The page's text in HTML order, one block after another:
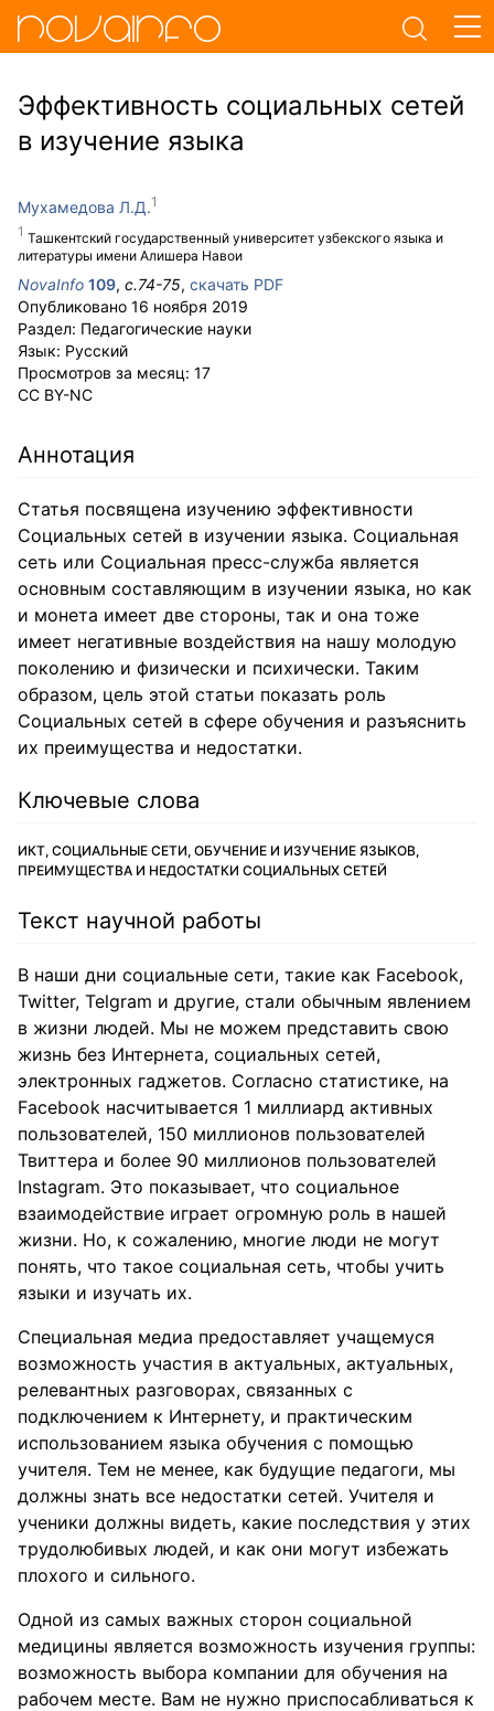
Эффективность социальных сетей
в изучение языка
Мухамедова Л.Д.
Ташкентский государственный университет узбекского языка и
литературы имени Алишера Навои
NovaInfo 109, с.74-75, скачать PDF
Опубликовано 16 ноября 2019
Раздел: Педагогические науки
Язык: Русский
Просмотров за месяц: 17
CC BY-NC
Аннотация
Статья посвящена изучению эффективности
Социальных сетей в изучении языка. Социальная
сеть или Социальная пресс-служба является
основным составляющим в изучении языка, но как
и монета имеет две стороны, так и она тоже
имеет негативные воздействия на нашу молодую
поколению и физически и психически. Таким
образом, цель этой статьи показать роль
Социальных сетей в сфере обучения и разъяснить
их преимущества и недостатки.
Ключевые слова
ИКТ, СОЦИАЛЬНЫЕ СЕТИ, ОБУЧЕНИЕ И ИЗУЧЕНИЕ ЯЗЫКОВ,
ПРЕИМУЩЕСТВА И НЕДОСТАТКИ СОЦИАЛЬНЫХ СЕТЕЙ
Текст научной работы
В наши дни социальные сети, такие как Facebook,
Twitter, Telgram и другие, стали обычным явлением
в жизни людей. Мы не можем представить свою
жизнь без Интернета, социальных сетей,
электронных гаджетов. Согласно статистике, на
Facebook насчитывается 1 миллиард активных
пользователей, 150 миллионов пользователей
Твиттера и более 90 миллионов пользователей
Instagram. Это показывает, что социальное
взаимодействие играет огромную роль в нашей
жизни. Но, к сожалению, многие люди не могут
понять, что такое социальная сеть, чтобы учить
языки и изучать их.
Специальная медиа предоставляет учащемуся
возможность участия в актуальных, актуальных,
релевантных разговорах, связанных с
подключением к Интернету, и практическим
использованием языка обучения с помощью
учителя. Тем не менее, как будущие педагоги, мы
должны знать все недостатки сетей. Учителя и
ученики должны видеть, какие последствия у этих
трудолюбивых людей, и как они могут избежать
плохого и сильного.
Одной из самых важных сторон социальной
медицины является возможность изучения группы:
возможность выбора компании для обучения на
рабочем месте. Вам не нужно приспосабливаться к